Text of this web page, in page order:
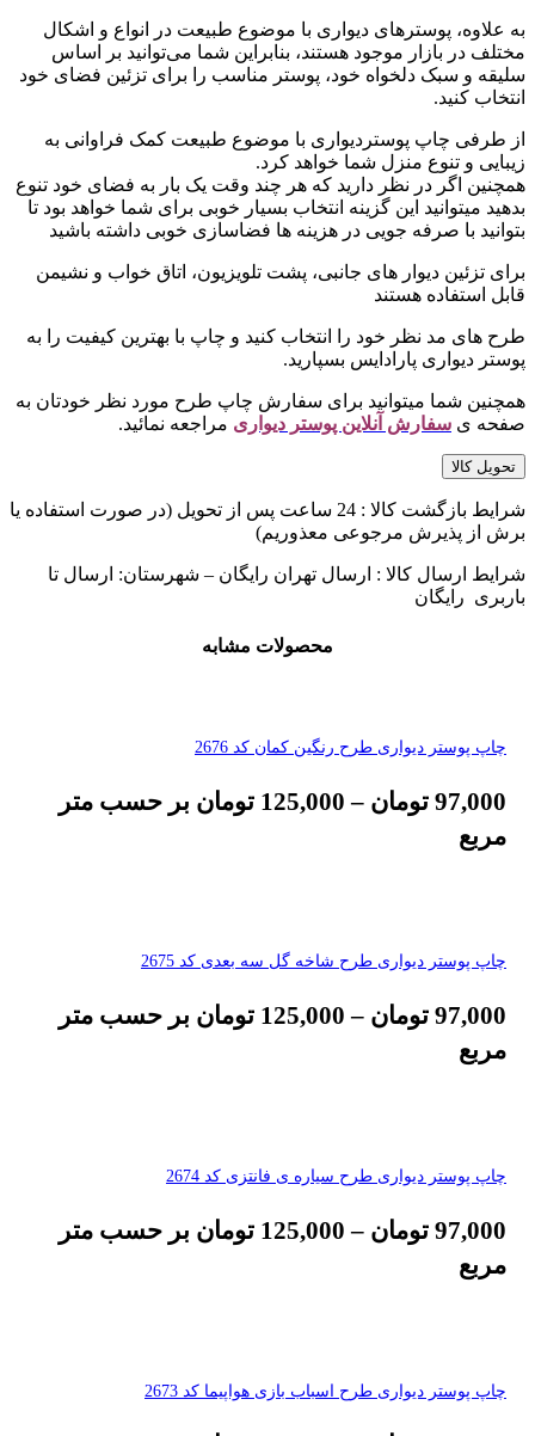
به علاوه، پوسترهای دیواری با موضوع طبیعت در انواع و اشکال
مختلف در بازار موجود هستند، بنابراین شما می‌توانید بر اساس
سلیقه و سبک دلخواه خود، پوستر مناسب را برای تزئین فضای خود
انتخاب کنید.
از طرفی چاپ پوستردیواری با موضوع طبیعت کمک فراوانی به
زیبایی و تنوع منزل شما خواهد کرد.
همچنین اگر در نظر دارید که هر چند وقت یک بار به فضای خود تنوع
بدهید میتوانید این گزینه انتخاب بسیار خوبی برای شما خواهد بود تا
بتوانید با صرفه جویی در هزینه ها فضاسازی خوبی داشته باشید
برای تزئین دیوار های جانبی، پشت تلویزیون، اتاق خواب و نشیمن
قابل استفاده هستند
طرح های مد نظر خود را انتخاب کنید و چاپ با بهترین کیفیت را به
پوستر دیواری پارادایس بسپارید.
همچنین شما میتوانید برای سفارش چاپ طرح مورد نظر خودتان به
صفحه ی سفارش آنلاین پوستر دیواری مراجعه نمائید.
تحویل کالا
شرایط بازگشت کالا : 24 ساعت پس از تحویل (در صورت استفاده یا
برش از پذیرش مرجوعی معذوریم)
شرایط ارسال کالا : ارسال تهران رایگان – شهرستان: ارسال تا
باربری رایگان
محصولات مشابه
چاپ پوستر دیواری طرح رنگین کمان کد 2676
97,000 تومان –
125,000 تومان بر حسب متر
مربع
چاپ پوستر دیواری طرح شاخه گل سه بعدی کد 2675
97,000 تومان –
125,000 تومان بر حسب متر
مربع
چاپ پوستر دیواری طرح سیاره ی فانتزی کد 2674
97,000 تومان –
125,000 تومان بر حسب متر
مربع
چاپ پوستر دیواری طرح اسباب بازی هواپیما کد 2673